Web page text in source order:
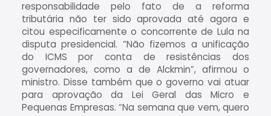
responsabilidade pelo fato de a reforma
tributária não ter sido aprovada até agora e
citou especificamente o concorrente de Lula na
disputa presidencial. “Não fizemos a unificação
do ICMS por conta de resistências dos
governadores, como a de Alckmin”, afirmou o
ministro. Disse também que o governo vai atuar
para aprovação da Lei Geral das Micro e
Pequenas Empresas. “Na semana que vem, quero